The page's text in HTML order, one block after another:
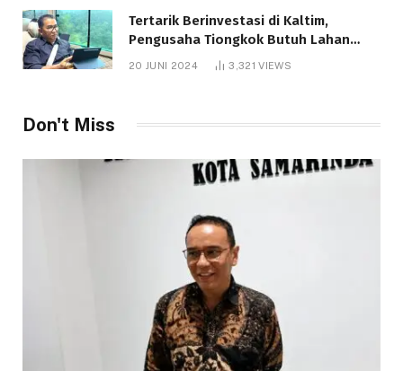
Tertarik Berinvestasi di Kaltim,
Pengusaha Tiongkok Butuh Lahan
1.000 Hektare
20 JUNI 2024 3,321VIEWS
Don't Miss